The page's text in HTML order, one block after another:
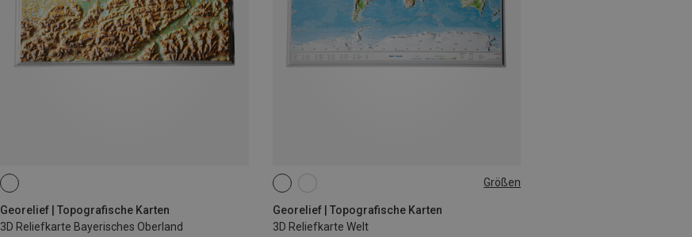
Georelief | Topografische Karten
3D Reliefkarte Bayerisches Oberland
Größen
Georelief | Topografische Karten
3D Reliefkarte Welt
GROSS